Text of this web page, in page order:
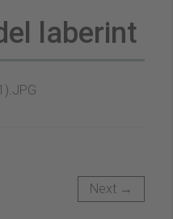
laberint
Next →